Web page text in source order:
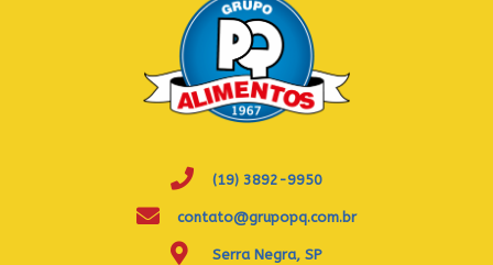
(19) 3892-9950
contato@grupopq.com.br
Serra Negra, SP